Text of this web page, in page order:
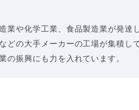
業や化学工業、食品製造業が発達
どの大手メーカーの工場が集積し
の振興にも力を入れています。